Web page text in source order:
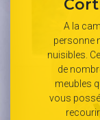
A la
personne
nuisibles.
de
meubles
vous